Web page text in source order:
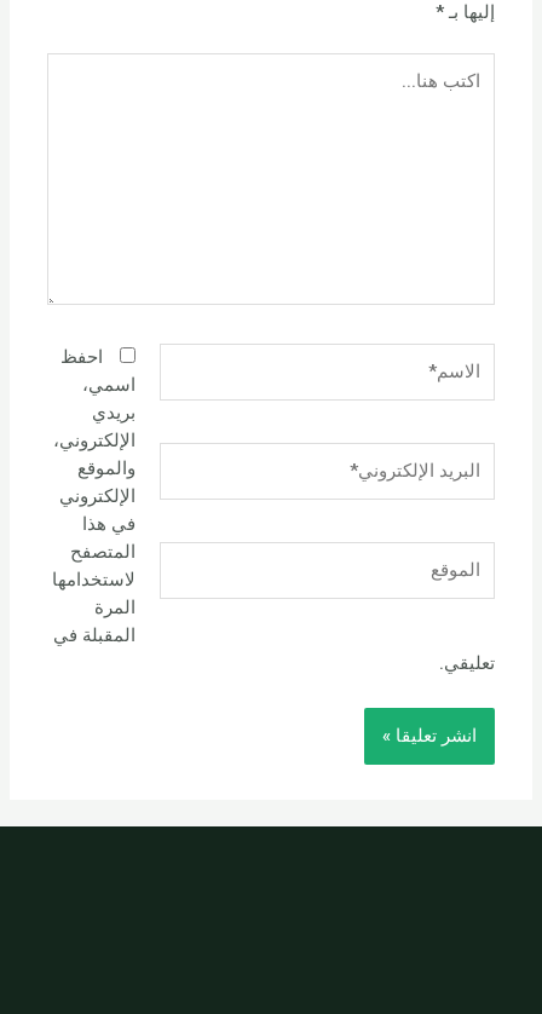
إليها بـ*
هنا...
الإلكتروني*
احفظ
اسمي،
بريدي
الإلكتروني،
والموقع
الإلكتروني
في هذا
المتصفح
لاستخدامها
المرة
المقبلة في
تعليقي.